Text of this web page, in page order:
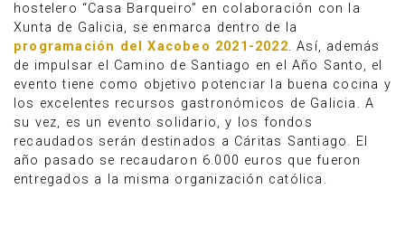
hostelero “Casa Barqueiro” en colaboración con la
Xunta de Galicia, se enmarca dentro de la
programación del Xacobeo 2021-2022. Así, además
de impulsar el Camino de Santiago en el Año Santo, el
evento tiene como objetivo potenciar la buena cocina y
los excelentes recursos gastronómicos de Galicia. A
su vez, es un evento solidario, y los fondos
recaudados serán destinados a Cáritas Santiago. El
año pasado se recaudaron 6.000 euros que fueron
entregados a la misma organización católica.